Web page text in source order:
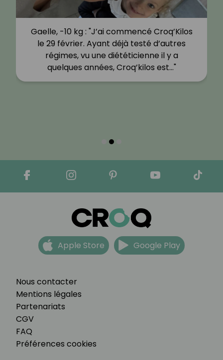
Gaelle, -10 kg : "J’ai commencé Croq’Kilos
le 29 février. Ayant déjà testé d’autres
régimes, vu une diététicienne il y a
quelques années, Croq’kilos est…"
Nous contacter
Mentions légales
Partenariats
CGV
FAQ
Préférences cookies
Apple Store Google Play